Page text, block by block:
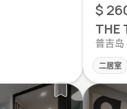
$
THE
普吉岛
二居室